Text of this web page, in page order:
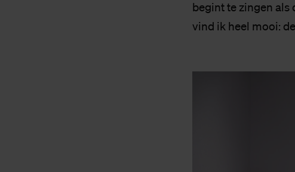
begint te zingen als
vind ik heel mooi: